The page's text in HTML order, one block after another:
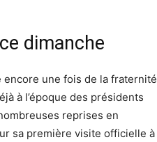
dimanche
une fois de la fraternité
à l’époque des présidents
reprises en
sa première visite officielle à